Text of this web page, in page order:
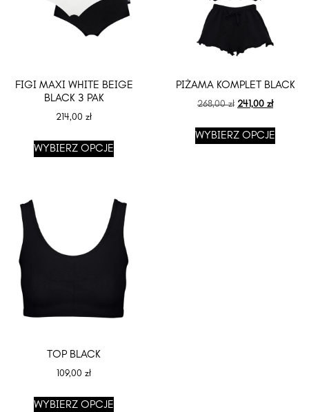
FIGI MAXI WHITE BEIGE
BLACK 3 PAK
214,00 zł
WYBIERZ OPCJE
PIŻAMA KOMPLET BLACK
268,00zł 241,00 zł
WYBIERZ OPCJE
TOP BLACK
109,00 zł
WYBIERZ OPCJE